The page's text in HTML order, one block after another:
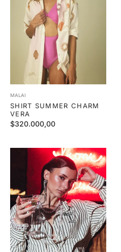
MALAI
SHIRT SUMMER CHARM
VERA
Precio
$320.000,00